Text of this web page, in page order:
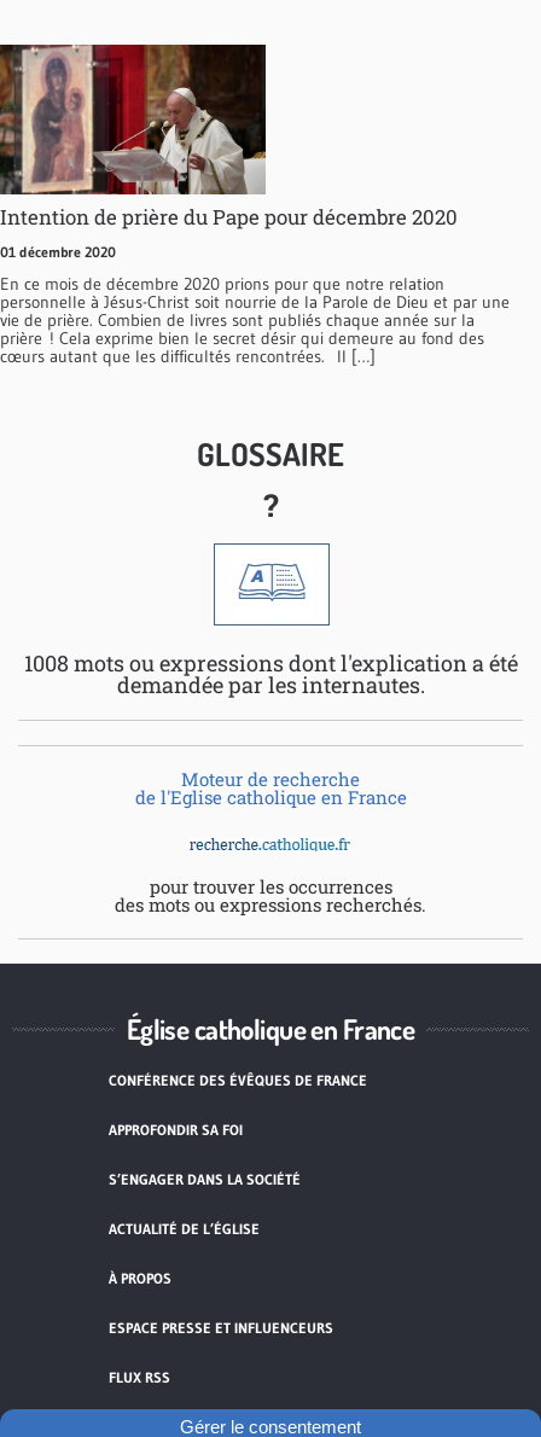
Gérer le consentement
Intention de prière du Pape pour décembre 2020
01 décembre 2020
En ce mois de décembre 2020 prions pour que notre relation
personnelle à Jésus-Christ soit nourrie de la Parole de Dieu et par une
vie de prière. Combien de livres sont publiés chaque année sur la
prière ! Cela exprime bien le secret désir qui demeure au fond des
cœurs autant que les difficultés rencontrées. Il […]
GLOSSAIRE
?
1008 mots ou expressions dont l'explication a été
demandée par les internautes.
Moteur de recherche
de l'Eglise catholique en France
pour trouver les occurrences
des mots ou expressions recherchés.
Église catholique en France
CONFÉRENCE DES ÉVÊQUES DE FRANCE
APPROFONDIR SA FOI
S’ENGAGER DANS LA SOCIÉTÉ
ACTUALITÉ DE L’ÉGLISE
À PROPOS
ESPACE PRESSE ET INFLUENCEURS
FLUX RSS